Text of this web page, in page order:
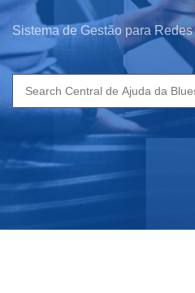
Sistema de Gestão para
Search
for: